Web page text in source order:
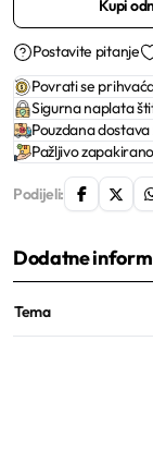
Kupi
Postavite pitanje
Povrati se
Sigurna naplata
Pouzdana
Pažljivo
Podijeli:
Dodatne
Tema